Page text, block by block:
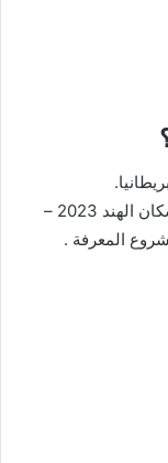
كانت هذه ابرز المعلومات حول موضوع عدد سكان الهند 2023 –
المعرفة .